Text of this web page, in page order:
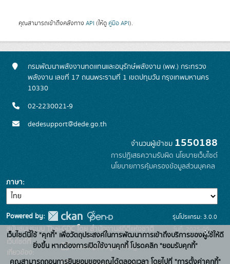
คุณสามารถเข้าถึงคลังทาง API (ให้ดู คู่มือ API).
กรมพัฒนาพลังงานทดแทนและอนุรักษ์พลังงาน (พพ.) กระทรวง
พลังงาน เลขที่ 17 ถนนพระรามที่ 1 เขตปทุมวัน กรุงเทพมหานคร
10330
02-2230021-9
dedesupport@dede.go.th
จำนวนผู้เข้าชม 1550188
การปฏิเสธความรับผิด นโยบายเว็บไซต์
นโยบายการคุ้มครองข้อมูลส่วนบุคคล
ภาษา
Powered by:
สนับสนุนระบบ Thai-GDC โดย สำนักงานสถิติแห่งชาติ
เว็บไซต์ที่
เกี่ยวข้อง:
ระบบบัญชีข้อมูลภาครัฐ
รุ่นโปรแกรม: 3.0.0
วันที่: 2025-05-
19
เว็บไซต์นี้ใช้ "คุกกี้" เพื่อวัตถุประสงค์ในการพัฒนาการเข้าถึงบริการของผู้ใช้ให้ดี
ยิ่งขึ้น หากต้องการเปิดใช้งานคุกกี้ โปรดคลิก "ยอมรับคุกกี้"
คุณสามารถถอนการยินยอมของคุณได้ตลอดเวลา โดยไปที่ "การตั้งค่าคุกกี้"
x